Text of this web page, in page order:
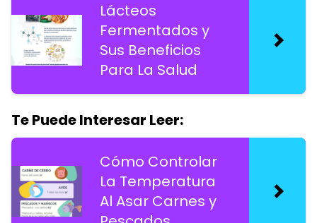
Lácteos
Fermentados y
Sus Beneficios
Para La Salud
Te Puede Interesar Leer:
Cómo Controlar
La Temperatura
Al Asar Carnes y